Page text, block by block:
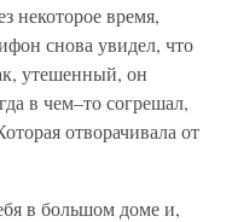
некоторое время,
снова увидел, что
утешенный, он
в чем–то согрешал,
отворачивала от
в большом доме и,